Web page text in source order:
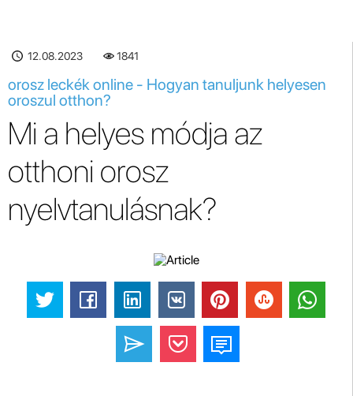
12.08.2023 1841
orosz leckék online - Hogyan tanuljunk helyesen
oroszul otthon?
Mi a helyes módja az
otthoni orosz
nyelvtanulásnak?